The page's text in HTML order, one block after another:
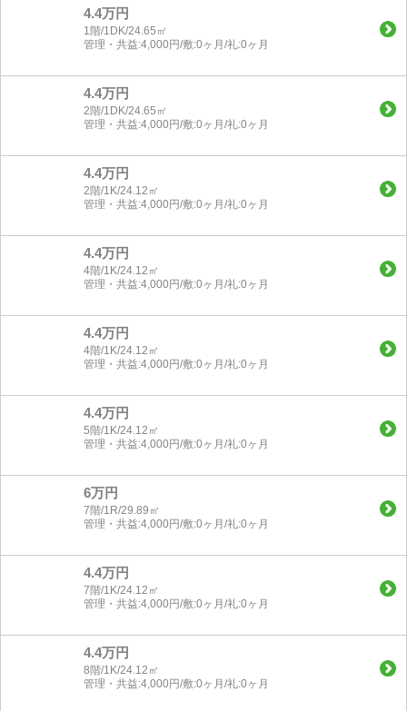
4.4万円
1階/1DK/24.65㎡
管理・共益:4,000円/敷:0ヶ月/礼:0ヶ月
4.4万円
2階/1DK/24.65㎡
管理・共益:4,000円/敷:0ヶ月/礼:0ヶ月
4.4万円
2階/1K/24.12㎡
管理・共益:4,000円/敷:0ヶ月/礼:0ヶ月
4.4万円
4階/1K/24.12㎡
管理・共益:4,000円/敷:0ヶ月/礼:0ヶ月
4.4万円
4階/1K/24.12㎡
管理・共益:4,000円/敷:0ヶ月/礼:0ヶ月
4.4万円
5階/1K/24.12㎡
管理・共益:4,000円/敷:0ヶ月/礼:0ヶ月
6万円
7階/1R/29.89㎡
管理・共益:4,000円/敷:0ヶ月/礼:0ヶ月
4.4万円
7階/1K/24.12㎡
管理・共益:4,000円/敷:0ヶ月/礼:0ヶ月
4.4万円
8階/1K/24.12㎡
管理・共益:4,000円/敷:0ヶ月/礼:0ヶ月